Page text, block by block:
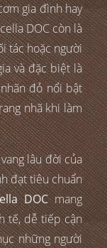
gia đình hay
DOC còn là
tác hoặc người
và đặc biệt là
đỏ nổi bật
nhã khi làm
lâu đời của
đạt tiêu chuẩn
DOCmang
tế, dễ tiếp cận
những người